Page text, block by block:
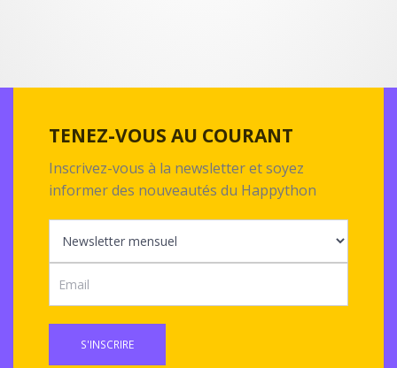
TENEZ-VOUS AU COURANT
Inscrivez-vous à la newsletter et soyez
informer des nouveautés du Happython
S'INSCRIRE